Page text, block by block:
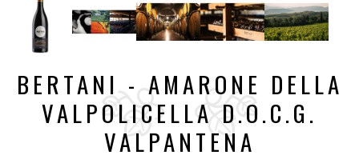
BERTANI - AMARONE DELLA
VALPOLICELLA D.O.C.G.
VALPANTENA